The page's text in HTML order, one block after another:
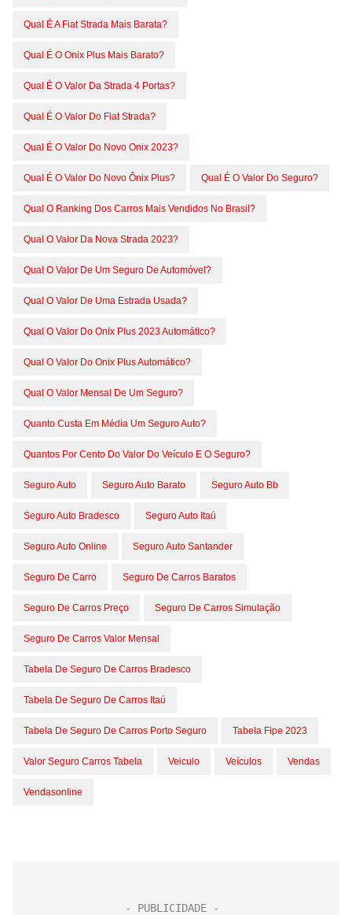
Qual É A Fiat Strada Mais Barata?
Qual É O Onix Plus Mais Barato?
Qual É O Valor Da Strada 4 Portas?
Qual É O Valor Do Fiat Strada?
Qual É O Valor Do Novo Onix 2023?
Qual É O Valor Do Novo Ônix Plus? Qual É O Valor Do Seguro?
Qual O Ranking Dos Carros Mais Vendidos No Brasil?
Qual O Valor Da Nova Strada 2023?
Qual O Valor De Um Seguro De Automóvel?
Qual O Valor De Uma Estrada Usada?
Qual O Valor Do Onix Plus 2023 Automático?
Qual O Valor Do Onix Plus Automático?
Qual O Valor Mensal De Um Seguro?
Quanto Custa Em Média Um Seguro Auto?
Quantos Por Cento Do Valor Do Veículo E O Seguro?
Seguro Auto Seguro Auto Barato Seguro Auto Bb
Seguro Auto Bradesco Seguro Auto Itaú
Seguro Auto Online Seguro Auto Santander
Seguro De Carro Seguro De Carros Baratos
Seguro De Carros Preço Seguro De Carros Simulação
Seguro De Carros Valor Mensal
Tabela De Seguro De Carros Bradesco
Tabela De Seguro De Carros Itaú
Tabela De Seguro De Carros Porto Seguro Tabela Fipe 2023
Valor Seguro Carros Tabela Veiculo Veículos Vendas
Vendasonline